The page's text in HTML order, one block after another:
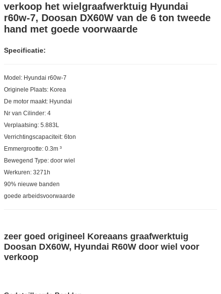
verkoop het wielgraafwerktuig Hyundai
r60w-7, Doosan DX60W van de 6 ton tweede
hand met goede voorwaarde
Specificatie:
Model: Hyundai r60w-7
Originele Plaats: Korea
De motor maakt: Hyundai
Nr van Cilinder: 4
Verplaatsing: 5.883L
Verrichtingscapaciteit: 6ton
Emmergrootte: 0.3m ³
Bewegend Type: door wiel
Werkuren: 3271h
90% nieuwe banden
goede arbeidsvoorwaarde
zeer goed origineel Koreaans graafwerktuig
Doosan DX60W, Hyundai R60W door wiel voor
verkoop